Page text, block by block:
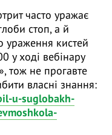
часто уражає
стоп, а й
ураження кистей
у ході вебінару
тож не прогавте
власні знання:
u-suglobakh-